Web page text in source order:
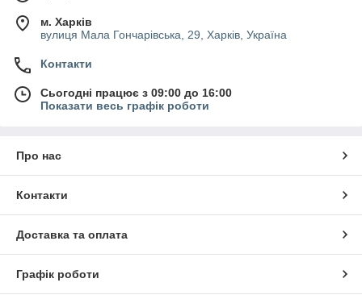
м. Харків
вулиця Мала Гончарівська, 29, Харків, Україна
Контакти
Сьогодні працює з 09:00 до 16:00
Показати весь графік роботи
Про нас
Контакти
Доставка та оплата
Графік роботи